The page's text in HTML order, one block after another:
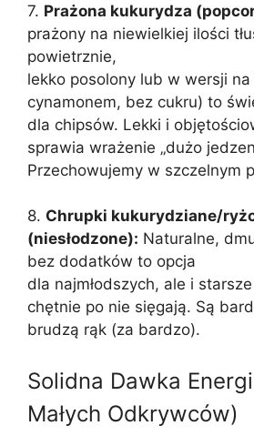
7. Prażona kukurydza
prażony na niewielkiej ilości
powietrznie,
lekko posolony lub w wersji na
cynamonem, bez cukru) to
dla chipsów. Lekki i
sprawia wrażenie „dużo
Przechowujemy w szczelnym
8. Chrupki kukurydziane/
(niesłodzone): Naturalne,
bez dodatków to opcja
dla najmłodszych, ale i
chętnie po nie sięgają. Są
brudzą rąk (za bardzo).
Solidna Dawka
Małych Odkrywców)